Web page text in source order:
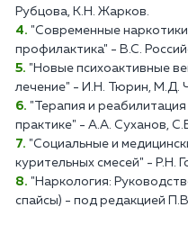
Рубцова, К.Н. Жарков.
"Современные
профилактика" - В.С.
"Новые психоактивные
лечение" - И.Н. Тюрин, М.Д.
"Терапия и
практике" - А.А. Суханов,
"Социальные и
курительных смесей" - Р.Н.
"Наркология:
спайсы) - под редакцией